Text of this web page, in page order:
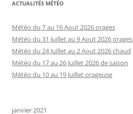
ACTUALITÉS MÉTÉO
Météo du 7 au 16 Aout 2026 orages
Météo du 31 Juillet au 9 Aout 2026 orages
Météo du 24 Juillet au 2 Aout 2026 chaud
Météo du 17 au 26 Juillet 2026 de saison
Météo du 10 au 19 Juillet orageuse
janvier 2021